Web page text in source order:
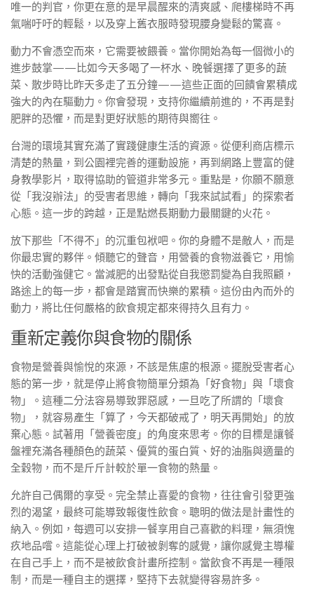
唯一的判官，你更在意的是早晨醒來的清爽感、爬樓梯時不再
氣喘吁吁的輕鬆，以及穿上舊衣服時發現腰身變鬆的驚喜。
動力不會憑空而來，它需要被餵養。當你開始為每一個微小的
進步鼓掌——比如今天多喝了一杯水、晚餐選擇了更多的蔬
菜、散步時比昨天多走了五分鐘——這些正面的回饋會累積成
強大的內在驅動力。你會發現，支持你繼續前進的，不再是對
肥胖的恐懼，而是對更好狀態的期待與嚮往。
台灣的環境其實充滿了實踐健康生活的資源。從便利商店標示
清楚的熱量，到公園裡完善的運動設施，再到網路上豐富的健
身教學影片，取得協助的管道非常多元。重點是，你願不願意
從「我沒辦法」的受害者思維，轉向「我來試試看」的探索者
心態。這一步的跨越，正是點燃長期動力最關鍵的火花。
放下那些「不得不」的沉重包袱吧。你的身體不是敵人，而是
你最忠實的夥伴。傾聽它的聲音，用營養的食物滋養它，用愉
快的活動強健它。當減肥的出發點從自我懲罰變為自我照顧，
路途上的每一步，都會是踏實而快樂的累積。這份由內而外的
動力，將比任何嚴格的飲食規定都來得持久且有力。
重新定義你與食物的關係
食物是營養與愉悅的來源，不該是焦慮的根源。擺脫受害者心
態的第一步，就是停止將食物簡單分類為「好食物」與「壞食
物」。這種二分法容易導致罪惡感，一旦吃了所謂的「壞食
物」，就容易產生「算了，今天都破戒了，明天再開始」的放
棄心態。試著用「營養密度」的角度來思考。你的目標是讓餐
盤裡充滿各種顏色的蔬菜、優質的蛋白質、好的油脂與適量的
全穀物，而不是斤斤計較於單一食物的熱量。
允許自己偶爾的享受。完全禁止喜愛的食物，往往會引發更強
烈的渴望，最終可能導致報復性飲食。聰明的做法是計畫性的
納入。例如，每週可以安排一餐享用自己喜歡的料理，無須愧
疚地品嚐。這能從心理上打破被剝奪的感覺，讓你感覺主導權
在自己手上，而不是被飲食計畫所控制。當飲食不再是一種限
制，而是一種自主的選擇，堅持下去就變得容易許多。